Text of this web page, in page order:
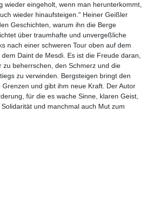
wieder eingeholt, wenn man herunterkommt,
wieder hinaufsteigen." Heiner Geißler
Geschichten, warum ihn die Berge
über traumhafte und unvergeßliche
nach einer schweren Tour oben auf dem
Daint de Mesdi. Es ist die Freude daran,
zu beherrschen, den Schmerz und die
zu verwinden. Bergsteigen bringt den
Grenzen und gibt ihm neue Kraft. Der Autor
für die es wache Sinne, klaren Geist,
und manchmal auch Mut zum